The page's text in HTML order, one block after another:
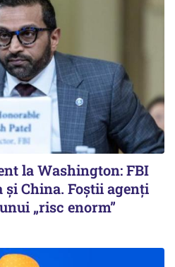
la Washington: FBI
și China. Foștii agenți
„risc enorm”